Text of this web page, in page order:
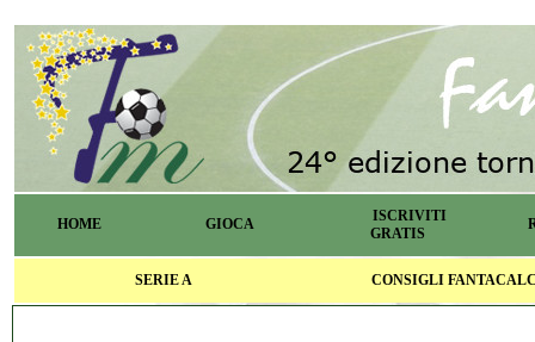
HOME GIOCA
ISCRIVITI
GRATIS
SERIE A CONSIGLI